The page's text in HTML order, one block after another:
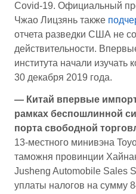
Covid-19. Официальный
Чжао Лицзянь также
отчета разведки США не
действительности.
института начали изучать
30 декабря 2019 года.
— Китай впервые
рамках беспошлинной
порта свободной
13-местного минивэна
таможня провинции
Jusheng Automobile Sales
уплаты налогов на сумму